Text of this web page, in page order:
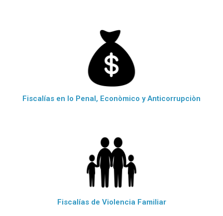
Fiscalías en lo Penal, Econòmico y Anticorrupciòn
Fiscalías de Violencia Familiar